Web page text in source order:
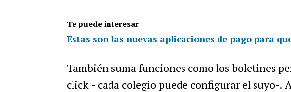
Te puede interesar
Estas son las nuevas aplicaciones de pago para
También suma funciones como los boletines
click - cada colegio puede configurar el suyo-.